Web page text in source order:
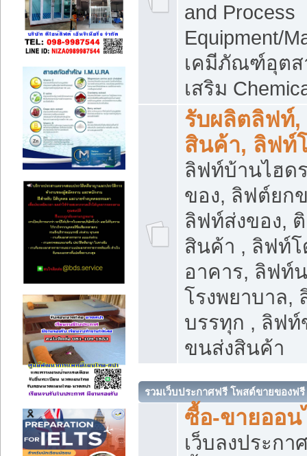
and Process
Equipment/
เคมีภัณฑ์อุตส
เสริม
รับผลิตลิฟท์
สินค้า, ลิฟท์
ลิฟท์บ้านไฮด
ของ, ลิฟต์ยก
ลิฟท์ส่งของ,
สินค้า , ลิฟท์
อาคาร, ลิฟท์
โรงพยาบาล,
บรรทุก , ลิฟ
ขนส่งสินค้า
รวมเว็บประกาศฟรี โพสต์ขายของฟรี
ซื้อ-ขายออน
เว็บลงประก